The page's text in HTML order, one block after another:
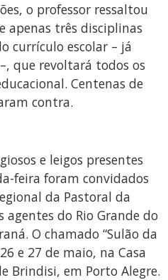
o professor ressaltou
apenas três disciplinas
currículo escolar – já
que revoltará todos os
Centenas de
contra.
e leigos presentes
feira foram convidados
da Pastoral da
agentes do Rio Grande do
O chamado “Sulão da
e 27 de maio, na Casa
Brindisi, em Porto Alegre.